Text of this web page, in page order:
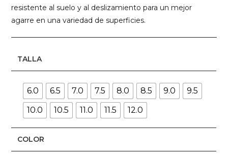
resistente al suelo y al deslizamiento para un mejor
agarre en una variedad de superficies.
TALLA
6.0 6.5 7.0 7.5 8.0 8.5 9.0
9.5
10.0
10.5 11.0 11.5 12.0
COLOR